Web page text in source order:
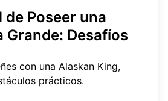
de Poseer una
Grande: Desafíos
con una Alaskan King,
prácticos.